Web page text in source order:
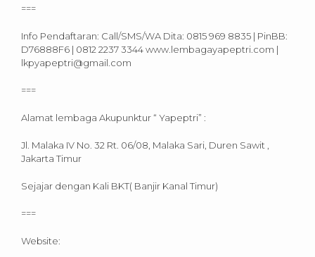
===
Info Pendaftaran: Call/SMS/WA Dita: 0815 969 8835 | PinBB:
D76888F6 | 0812 2237 3344 www.lembagayapeptri.com |
lkpyapeptri@gmail.com
===
Alamat lembaga Akupunktur “ Yapeptri” :
Jl. Malaka IV No. 32 Rt. 06/08, Malaka Sari, Duren Sawit ,
Jakarta Timur
Sejajar dengan Kali BKT( Banjir Kanal Timur)
===
Website: